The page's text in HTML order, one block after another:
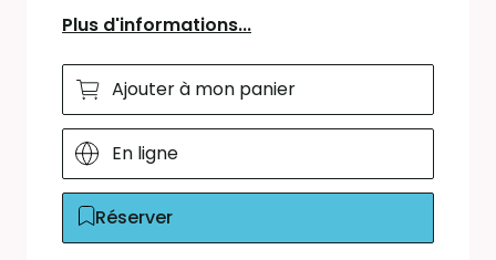
Plus d'informations...
Ajouter à mon panier
En ligne
Réserver